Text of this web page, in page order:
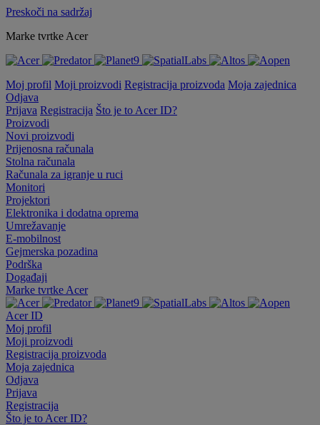
Preskoči na sadržaj
Marke tvrtke Acer
Moj profil Moji proizvodi Registracija proizvoda Moja zajednica
Odjava
Prijava Registracija Što je to Acer ID?
Proizvodi
Novi proizvodi
Prijenosna računala
Stolna računala
Računala za igranje u ruci
Monitori
Projektori
Elektronika i dodatna oprema
Umrežavanje
E-mobilnost
Gejmerska pozadina
Podrška
Događaji
Marke tvrtke Acer
Acer ID
Moj profil
Moji proizvodi
Registracija proizvoda
Moja zajednica
Odjava
Prijava
Registracija
Što je to Acer ID?